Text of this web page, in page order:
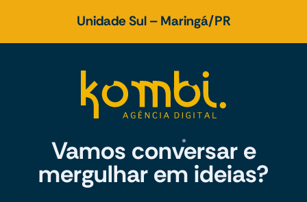
Unidade Sul – Maringá/PR
Vamos conversar e
mergulhar em ideias?